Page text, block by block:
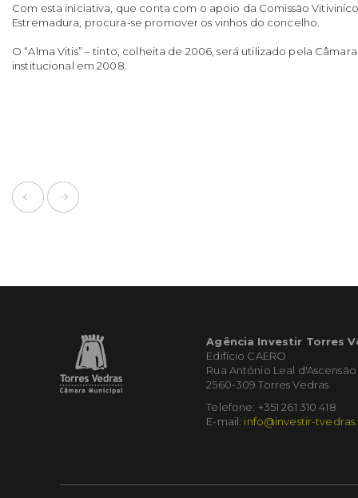
Com esta iniciativa, que conta com o apoio da Comissão
Estremadura, procura-se promover os vinhos do concelho.
O “Alma Vitis” – tinto, colheita de 2006, será utilizado pela
institucional em 2008.
Agência Investir Torres
Edifício CAERO
Rua António Leal d'Ascensão
2560-309 Torres Vedras
Telefone: +351 261 310 418
E-mail: info@investir-